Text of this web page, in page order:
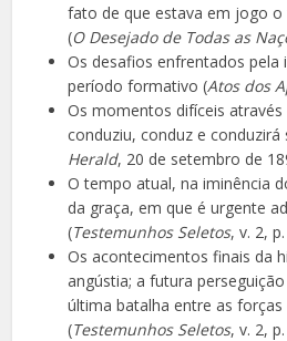
fato de que estava em jogo
(O Desejado de Todas as
Os desafios enfrentados pela
período formativo (Atos dos
Os momentos difíceis através
conduziu, conduz e conduzirá
Herald, 20 de setembro de
O tempo atual, na iminência
da graça, em que é urgente
(Testemunhos Seletos, v. 2,
Os acontecimentos finais da
angústia; a futura
última batalha entre as
(Testemunhos Seletos, v. 2,